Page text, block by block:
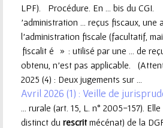
LPF). Procédure. En ... bis du CGI.
’administration ... reçus fiscaux,
l’administration fiscale (facultatif,
fiscalit é » : utilisé par une ... de
obtenu, n’est pas applicable.
2025 (4) : Deux jugements sur ...
Avril 2026 (1) : Veille de
... rurale (art. 15, L. n° 2005-157).
distinct du rescritmécénat) de la